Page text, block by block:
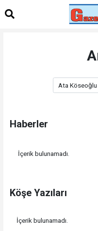
Haberler
İçerik bulunamadı.
Köşe Yazıları
İçerik bulunamadı.